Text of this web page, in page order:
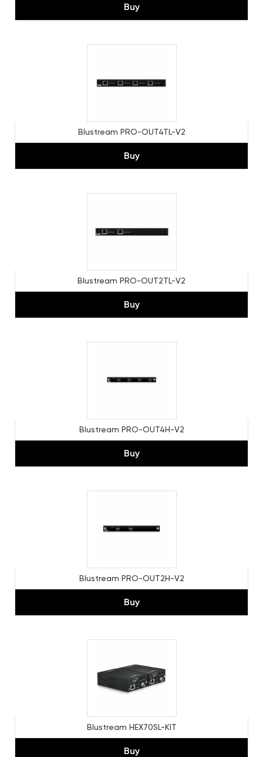
Buy
Blustream PRO-OUT4TL-V2
Buy
Blustream PRO-OUT2TL-V2
Buy
Blustream PRO-OUT4H-V2
Buy
Blustream PRO-OUT2H-V2
Buy
Blustream HEX70SL-KIT
Buy